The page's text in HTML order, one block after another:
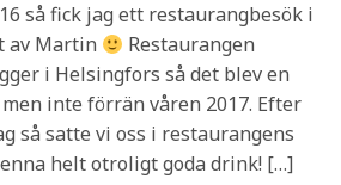
så fick jag ett restaurangbesök i
av Martin
Restaurangen
i Helsingfors så det blev en
inte förrän våren 2017. Efter
så satte vi oss i restaurangens
helt otroligt goda drink! […]